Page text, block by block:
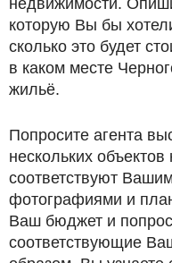
которую Вы бы
сколько это будет
в каком месте
жильё.
Попросите агента
нескольких
соответствуют
фотографиями и
Ваш бюджет и
соответствующие